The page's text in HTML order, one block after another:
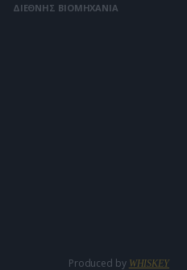
ΔΙΕΘΝΗΣ ΒΙΟΜΗΧΑΝΙΑ
Produced by WHISKEY